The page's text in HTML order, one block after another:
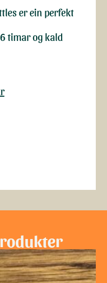
er ein perfekt
timar og kald